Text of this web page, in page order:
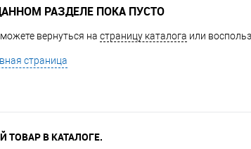
РАЗДЕЛЕ ПОКА ПУСТО
вернуться на страницу каталога или
страница
В КАТАЛОГЕ.